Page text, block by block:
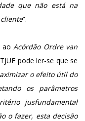
que não está na
”.
aoAcórdão Ordre van
pode ler-se que se
o efeito útil do
os parâmetros
jusfundamental
o fazer, esta decisão